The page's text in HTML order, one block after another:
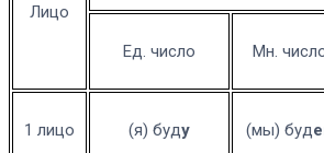
Лицо
Ед. число Мн.
1 лицо (я) буду (мы) буд